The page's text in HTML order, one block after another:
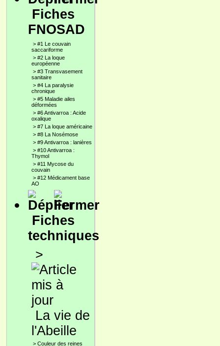
Fiches
FNOSAD
> #1 Le couvain
saccariforme
> #2 La loque
européenne
> #3 Transvasement
sanitaire
> #4 La paralysie
chronique
> #5 Maladie ailes
déformées
> #6 Antivarroa : Acide
oxalique
> #7 La loque américaine
> #8 La Nosémose
> #9 Antivarroa : lanières
> #10 Antivarroa :
Thymol
> #11 Mycose du
couvain
> #12 Médicament base
AO
Fiches
techniques
>
La vie de
l'Abeille
> Couleur des reines